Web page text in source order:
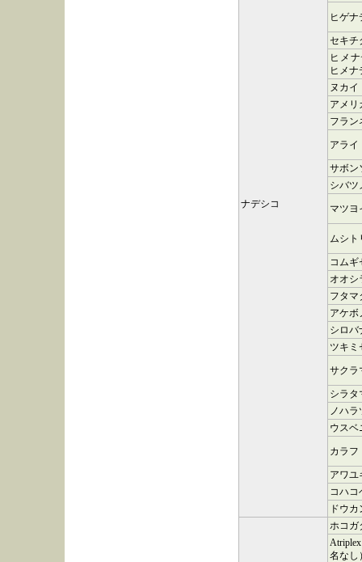
ナデシコ
ヒゲナ
セキチ
ヒメ
ヒメ
ヌカイ
アメリ
フラン
アライ
サボン
シバツ
マツヨ
ムシト
コムギ
オオシ
フタマ
アケボ
シロバ
ツキミ
サクラ
シラタ
ノハラ
ウスベ
カラフ
アワユ
コハコ
ドウ
ホコガ
名なし